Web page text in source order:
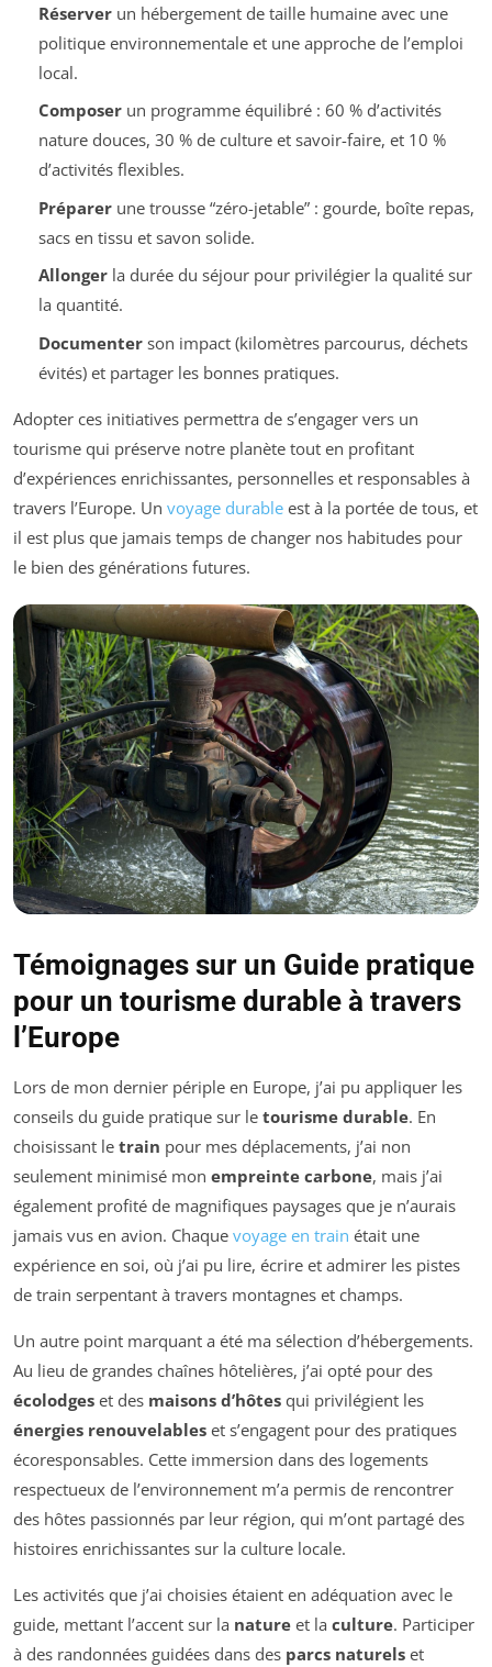
Réserverun hébergement de taille humaine avec une
politique environnementale et une approche de l’emploi
local.
Composerun programme équilibré : 60 % d’activités
nature douces, 30 % de culture et savoir-faire, et 10 %
d’activités flexibles.
Préparerune trousse “zéro-jetable” : gourde, boîte repas,
sacs en tissu et savon solide.
Allongerla durée du séjour pour privilégier la qualité sur
la quantité.
Documenterson impact (kilomètres parcourus, déchets
évités) et partager les bonnes pratiques.
Adopter ces initiatives permettra de s’engager vers un
tourisme qui préserve notre planète tout en profitant
d’expériences enrichissantes, personnelles et responsables à
travers l’Europe. Un voyage durable est à la portée de tous, et
il est plus que jamais temps de changer nos habitudes pour
le bien des générations futures.
Témoignages sur un Guide pratique
pour un tourisme durable à travers
l’Europe
Lors de mon dernier périple en Europe, j’ai pu appliquer les
conseils du guide pratique sur le tourisme durable. En
choisissant le train pour mes déplacements, j’ai non
seulement minimisé mon empreinte carbone, mais j’ai
également profité de magnifiques paysages que je n’aurais
jamais vus en avion. Chaque voyage en train était une
expérience en soi, où j’ai pu lire, écrire et admirer les pistes
de train serpentant à travers montagnes et champs.
Un autre point marquant a été ma sélection d’hébergements.
Au lieu de grandes chaînes hôtelières, j’ai opté pour des
écolodges et des maisons d’hôtes qui privilégient les
énergies renouvelables et s’engagent pour des pratiques
écoresponsables. Cette immersion dans des logements
respectueux de l’environnement m’a permis de rencontrer
des hôtes passionnés par leur région, qui m’ont partagé des
histoires enrichissantes sur la culture locale.
Les activités que j’ai choisies étaient en adéquation avec le
guide, mettant l’accent sur la nature et la culture. Participer
à des randonnées guidées dans des parcs naturels et